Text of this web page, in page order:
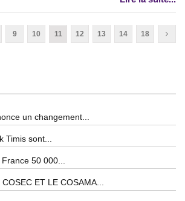
9 10 11 12 13 14 18
un changement...
Timis sont...
50 000...
ET LE COSAMA...